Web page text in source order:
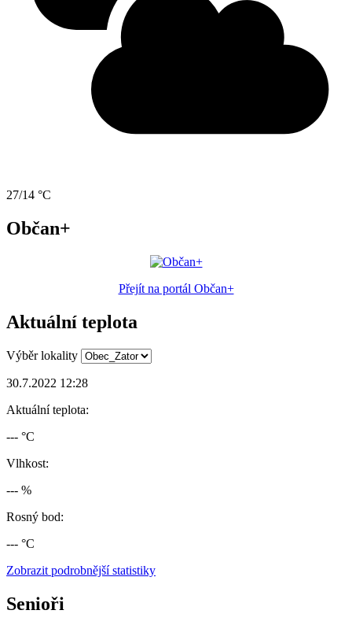
27/14 °C
Občan+
Přejít na portál Občan+
Aktuální teplota
Výběr lokality
30.7.2022 12:28
Aktuální teplota:
--- °C
Vlhkost:
--- %
Rosný bod:
--- °C
Zobrazit podrobnější statistiky
Senioři